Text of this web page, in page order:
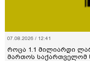
07.08.2026 / 12:41
როცა 1.1 მილიარდი
მართოს საქართველომ